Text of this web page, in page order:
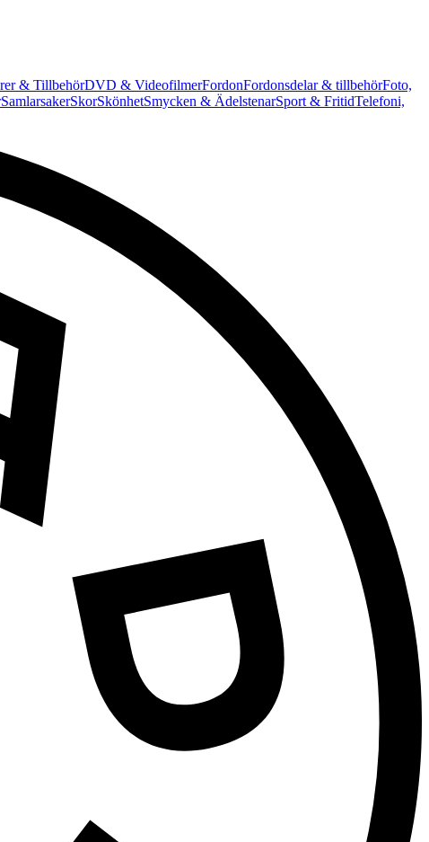
& TillbehörDVD & VideofilmerFordonFordonsdelar & tillbehörFoto,
SamlarsakerSkorSkönhetSmycken & ÄdelstenarSport & FritidTelefoni,